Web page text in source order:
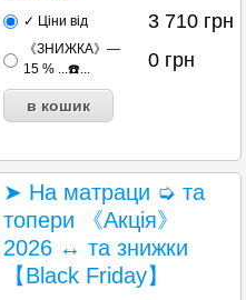
✓ Ціни від 3 710 грн
《ЗНИЖКА》—
15 % ...☎️...
0 грн
➤ На матраци ➭ та
топери 《Акція》
2026 ↔ та знижки
【Black Friday】